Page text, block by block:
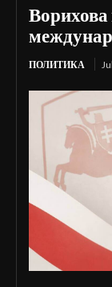
Ворихова
ПОЛИТИКА